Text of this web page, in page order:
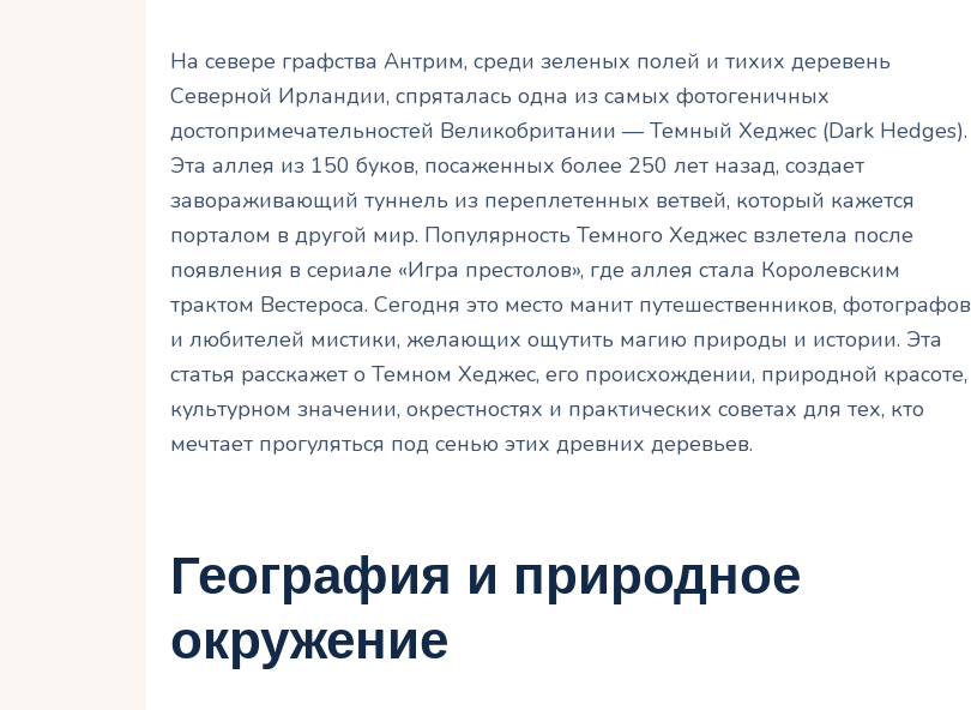
На севере графства Антрим, среди зеленых полей и тихих деревень
Северной Ирландии, спряталась одна из самых фотогеничных
достопримечательностей Великобритании — Темный Хеджес (Dark Hedges).
Эта аллея из 150 буков, посаженных более 250 лет назад, создает
завораживающий туннель из переплетенных ветвей, который кажется
порталом в другой мир. Популярность Темного Хеджес взлетела после
появления в сериале «Игра престолов», где аллея стала Королевским
трактом Вестероса. Сегодня это место манит путешественников, фотографов
и любителей мистики, желающих ощутить магию природы и истории. Эта
статья расскажет о Темном Хеджес, его происхождении, природной красоте,
культурном значении, окрестностях и практических советах для тех, кто
мечтает прогуляться под сенью этих древних деревьев.
География и природное
окружение